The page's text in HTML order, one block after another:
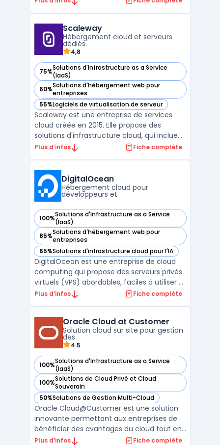
unifié, cette infrastructure permet de
réduire consi ...
Scaleway
Hébergement cloud et serveurs
dédiés.
4,8
75%Solutions d'Infrastructure as a Service
(IaaS)
— voir Scaleway dans cette catégorie
60%Solutions d'hébergement web pour
entreprises
— voir Scaleway dans cette catégorie
55%Logiciels de virtualisation de serveur
— voir Scaleway dans cette catégorie
Scaleway est une entreprise de services
cloud créée en 2015. Elle propose des
solutions d'infrastructure cloud, qui incluent
notamment des offres d'hébergement
offre d'instances Bare Metal, qui combine
les avantages de ...
Plus d’infos Fiche complète
DigitalOcean
Hébergement cloud pour
développeurs et
100%Solutions d'Infrastructure as a Service
(IaaS)
— voir DigitalOcean dans cette catégorie
85%Solutions d'hébergement web pour
entreprises
— voir DigitalOcean dans cette catégorie
65%Solutions d'infrastructure cloud pour l'IA
— voir DigitalOcean dans cette catégorie
DigitalOcean est une entreprise de cloud
computing qui propose des serveurs privés
virtuels (VPS) abordables, faciles à utiliser et
rapides. Avec plus de 12 ans d'expérience,
de données et des espaces de stockage. L
...
Plus d’infos Fiche complète
Oracle Cloud at Customer
Solution cloud sur site pour gestion
des
4.5
100%Solutions d'Infrastructure as a Service
(IaaS)
— voir Oracle Cloud at Customer dans cette catégorie
100%Solutions de Cloud Privé et Cloud
Souverain
— voir Oracle Cloud at Customer dans cette catégorie
50%Solutions de Gestion Multi-Cloud
— voir Oracle Cloud at Customer dans cette catégorie
Oracle Cloud@Customer est une solution
innovante permettant aux entreprises de
bénéficier des avantages du cloud tout en
gardant leurs données sur site. Cette offre
Plus d’infos Fiche complète